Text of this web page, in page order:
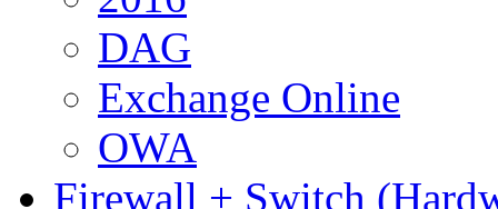
DAG
Exchange Online
OWA
Firewall + Switch